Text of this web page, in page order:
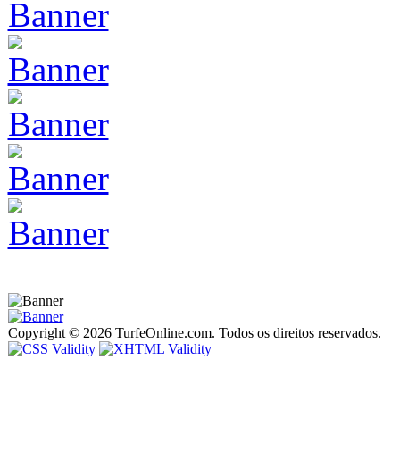
Copyright © 2026 TurfeOnline.com. Todos os direitos reservados.